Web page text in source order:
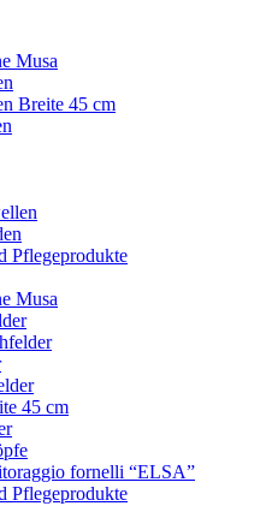
Musa
Breite 45 cm
Pflegeprodukte
Musa
45 cm
fornelli “ELSA”
Pflegeprodukte